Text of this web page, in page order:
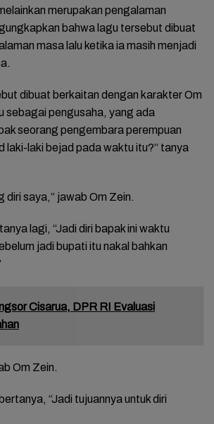
merupakan pengalaman
bahwa lagu tersebut dibuat
masa lalu ketika ia masih menjadi
dibuat berkaitan dengan karakter Om
sebagai pengusaha, yang ada
seorang pengembara perempuan
laki-laki bejad pada waktu itu?” tanya
diri saya,” jawab Om Zein.
lagi, “Jadi diri bapak ini waktu
jadi bupati itu nakal bahkan
Cisarua, DPR RI Evaluasi
Om Zein.
“Jadi tujuannya untuk diri